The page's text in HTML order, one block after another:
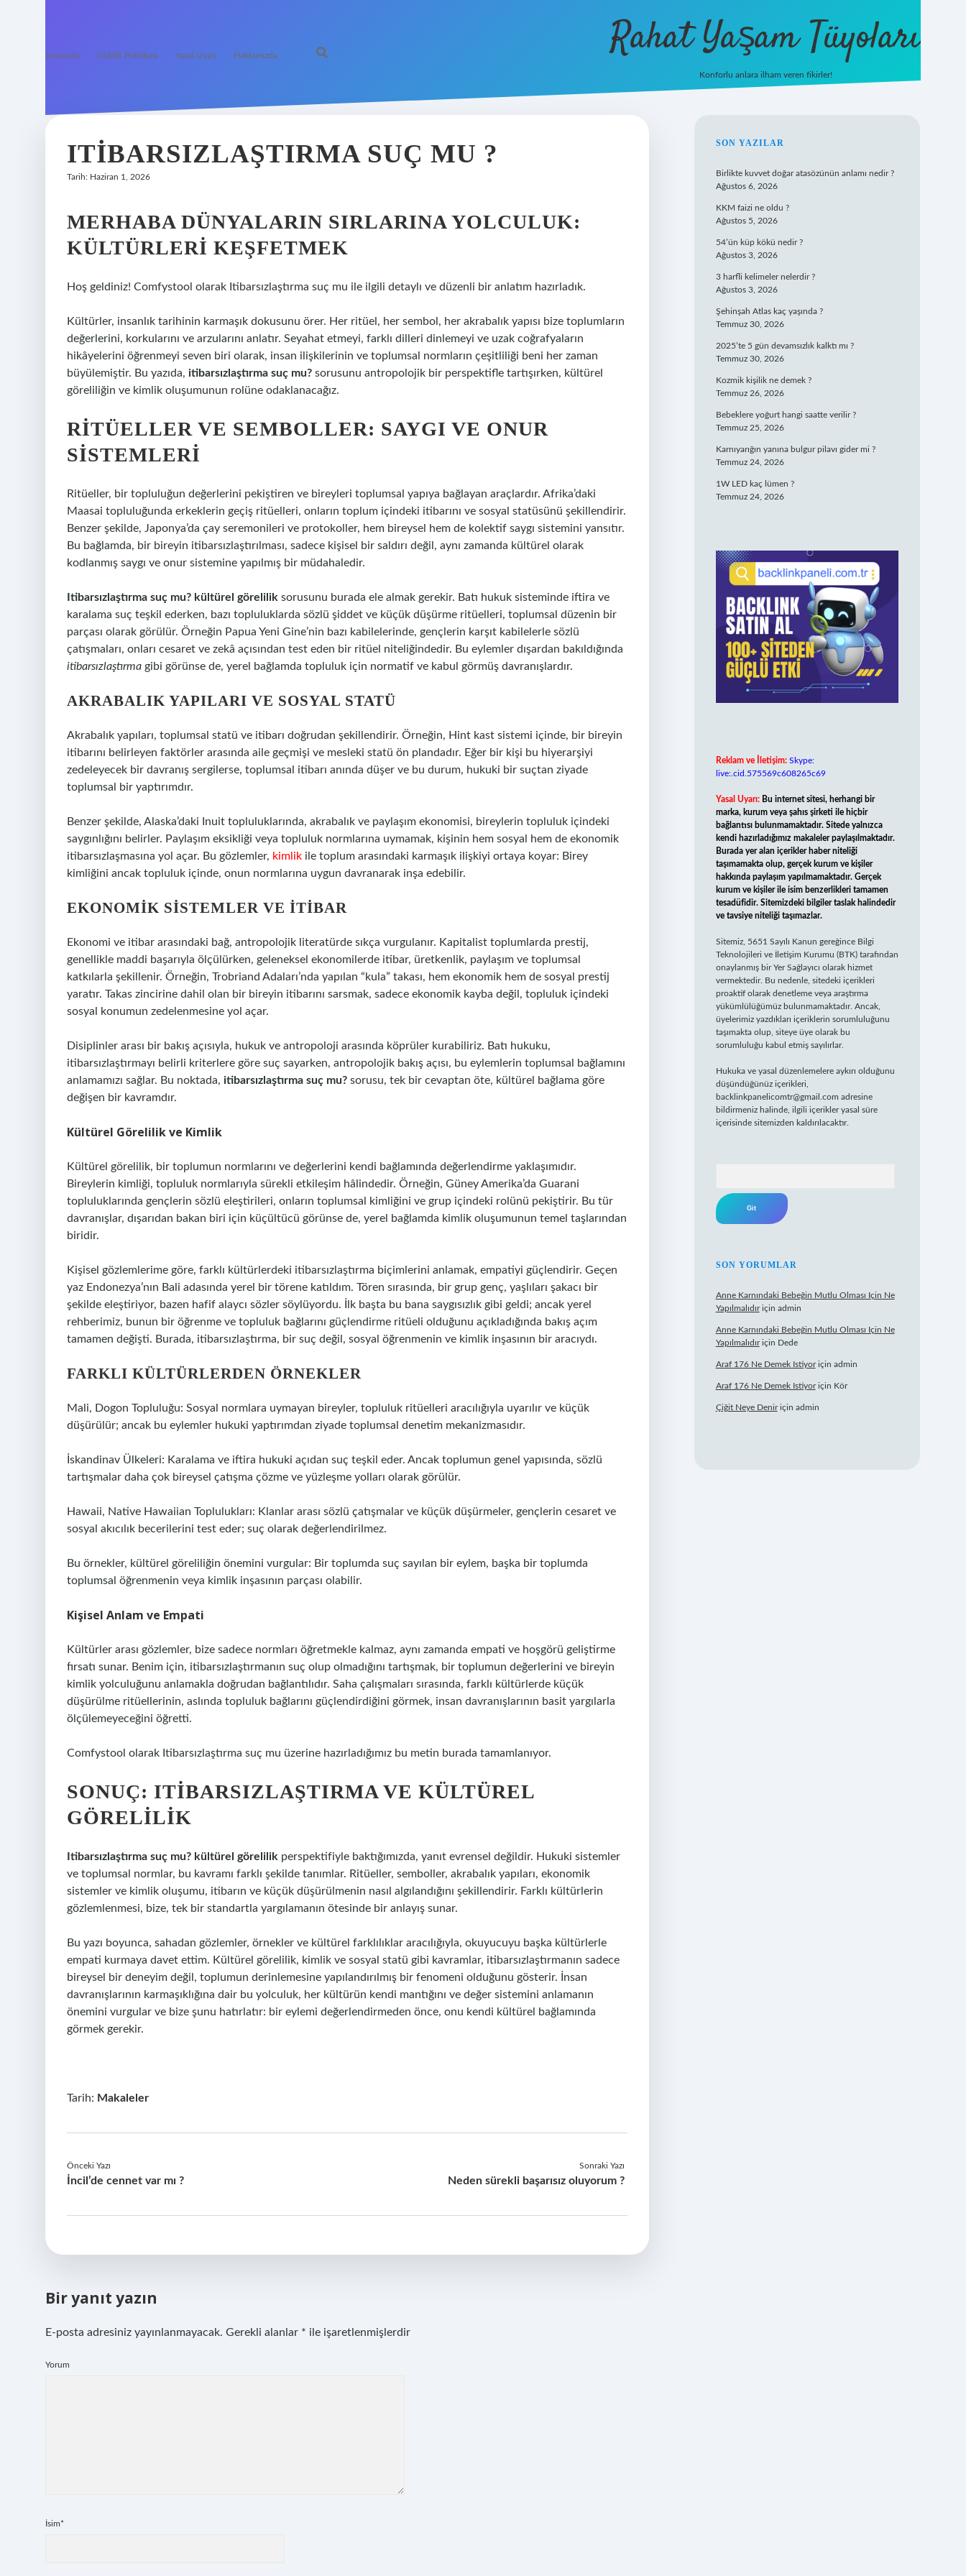
Anasayfa Gizlilik Politikası Yasal Uyarı Hakkımızda Rahat Yaşam Tüyoları
Konforlu anlara ilham veren fikirler!
ITIBARSIZLAŞTIRMA SUÇ MU ?
Tarih: Haziran 1, 2026
MERHABA DÜNYALARIN SIRLARINA YOLCULUK:
KÜLTÜRLERI KEŞFETMEK
Hoş geldiniz! Comfystool olarak Itibarsızlaştırma suç mu ile ilgili detaylı ve düzenli bir anlatım hazırladık.
Kültürler, insanlık tarihinin karmaşık dokusunu örer. Her ritüel, her sembol, her akrabalık yapısı bize toplumların
değerlerini, korkularını ve arzularını anlatır. Seyahat etmeyi, farklı dilleri dinlemeyi ve uzak coğrafyaların
hikâyelerini öğrenmeyi seven biri olarak, insan ilişkilerinin ve toplumsal normların çeşitliliği beni her zaman
büyülemiştir. Bu yazıda, itibarsızlaştırma suç mu? sorusunu antropolojik bir perspektifle tartışırken, kültürel
göreliliğin ve kimlik oluşumunun rolüne odaklanacağız.
RITÜELLER VE SEMBOLLER: SAYGI VE ONUR
SISTEMLERI
Ritüeller, bir topluluğun değerlerini pekiştiren ve bireyleri toplumsal yapıya bağlayan araçlardır. Afrika’daki
Maasai topluluğunda erkeklerin geçiş ritüelleri, onların toplum içindeki itibarını ve sosyal statüsünü şekillendirir.
Benzer şekilde, Japonya’da çay seremonileri ve protokoller, hem bireysel hem de kolektif saygı sistemini yansıtır.
Bu bağlamda, bir bireyin itibarsızlaştırılması, sadece kişisel bir saldırı değil, aynı zamanda kültürel olarak
kodlanmış saygı ve onur sistemine yapılmış bir müdahaledir.
Itibarsızlaştırma suç mu? kültürel görelilik sorusunu burada ele almak gerekir. Batı hukuk sisteminde iftira ve
karalama suç teşkil ederken, bazı topluluklarda sözlü şiddet ve küçük düşürme ritüelleri, toplumsal düzenin bir
parçası olarak görülür. Örneğin Papua Yeni Gine’nin bazı kabilelerinde, gençlerin karşıt kabilelerle sözlü
çatışmaları, onları cesaret ve zekâ açısından test eden bir ritüel niteliğindedir. Bu eylemler dışardan bakıldığında
itibarsızlaştırma gibi görünse de, yerel bağlamda topluluk için normatif ve kabul görmüş davranışlardır.
AKRABALIK YAPILARI VE SOSYAL STATÜ
Akrabalık yapıları, toplumsal statü ve itibarı doğrudan şekillendirir. Örneğin, Hint kast sistemi içinde, bir bireyin
itibarını belirleyen faktörler arasında aile geçmişi ve mesleki statü ön plandadır. Eğer bir kişi bu hiyerarşiyi
zedeleyecek bir davranış sergilerse, toplumsal itibarı anında düşer ve bu durum, hukuki bir suçtan ziyade
toplumsal bir yaptırımdır.
Benzer şekilde, Alaska’daki Inuit topluluklarında, akrabalık ve paylaşım ekonomisi, bireylerin topluluk içindeki
saygınlığını belirler. Paylaşım eksikliği veya topluluk normlarına uymamak, kişinin hem sosyal hem de ekonomik
itibarsızlaşmasına yol açar. Bu gözlemler, kimlik ile toplum arasındaki karmaşık ilişkiyi ortaya koyar: Birey
kimliğini ancak topluluk içinde, onun normlarına uygun davranarak inşa edebilir.
EKONOMIK SISTEMLER VE İTIBAR
Ekonomi ve itibar arasındaki bağ, antropolojik literatürde sıkça vurgulanır. Kapitalist toplumlarda prestij,
genellikle maddi başarıyla ölçülürken, geleneksel ekonomilerde itibar, üretkenlik, paylaşım ve toplumsal
katkılarla şekillenir. Örneğin, Trobriand Adaları’nda yapılan “kula” takası, hem ekonomik hem de sosyal prestij
yaratır. Takas zincirine dahil olan bir bireyin itibarını sarsmak, sadece ekonomik kayba değil, topluluk içindeki
sosyal konumun zedelenmesine yol açar.
Disiplinler arası bir bakış açısıyla, hukuk ve antropoloji arasında köprüler kurabiliriz. Batı hukuku,
itibarsızlaştırmayı belirli kriterlere göre suç sayarken, antropolojik bakış açısı, bu eylemlerin toplumsal bağlamını
anlamamızı sağlar. Bu noktada, itibarsızlaştırma suç mu? sorusu, tek bir cevaptan öte, kültürel bağlama göre
değişen bir kavramdır.
Kültürel Görelilik ve Kimlik
Kültürel görelilik, bir toplumun normlarını ve değerlerini kendi bağlamında değerlendirme yaklaşımıdır.
Bireylerin kimliği, topluluk normlarıyla sürekli etkileşim hâlindedir. Örneğin, Güney Amerika’da Guarani
topluluklarında gençlerin sözlü eleştirileri, onların toplumsal kimliğini ve grup içindeki rolünü pekiştirir. Bu tür
davranışlar, dışarıdan bakan biri için küçültücü görünse de, yerel bağlamda kimlik oluşumunun temel taşlarından
biridir.
Kişisel gözlemlerime göre, farklı kültürlerdeki itibarsızlaştırma biçimlerini anlamak, empatiyi güçlendirir. Geçen
yaz Endonezya’nın Bali adasında yerel bir törene katıldım. Tören sırasında, bir grup genç, yaşlıları şakacı bir
şekilde eleştiriyor, bazen hafif alaycı sözler söylüyordu. İlk başta bu bana saygısızlık gibi geldi; ancak yerel
rehberimiz, bunun bir öğrenme ve topluluk bağlarını güçlendirme ritüeli olduğunu açıkladığında bakış açım
tamamen değişti. Burada, itibarsızlaştırma, bir suç değil, sosyal öğrenmenin ve kimlik inşasının bir aracıydı.
FARKLI KÜLTÜRLERDEN ÖRNEKLER
Mali, Dogon Topluluğu: Sosyal normlara uymayan bireyler, topluluk ritüelleri aracılığıyla uyarılır ve küçük
düşürülür; ancak bu eylemler hukuki yaptırımdan ziyade toplumsal denetim mekanizmasıdır.
İskandinav Ülkeleri: Karalama ve iftira hukuki açıdan suç teşkil eder. Ancak toplumun genel yapısında, sözlü
tartışmalar daha çok bireysel çatışma çözme ve yüzleşme yolları olarak görülür.
Hawaii, Native Hawaiian Toplulukları: Klanlar arası sözlü çatışmalar ve küçük düşürmeler, gençlerin cesaret ve
sosyal akıcılık becerilerini test eder; suç olarak değerlendirilmez.
Bu örnekler, kültürel göreliliğin önemini vurgular: Bir toplumda suç sayılan bir eylem, başka bir toplumda
toplumsal öğrenmenin veya kimlik inşasının parçası olabilir.
Kişisel Anlam ve Empati
Kültürler arası gözlemler, bize sadece normları öğretmekle kalmaz, aynı zamanda empati ve hoşgörü geliştirme
fırsatı sunar. Benim için, itibarsızlaştırmanın suç olup olmadığını tartışmak, bir toplumun değerlerini ve bireyin
kimlik yolculuğunu anlamakla doğrudan bağlantılıdır. Saha çalışmaları sırasında, farklı kültürlerde küçük
düşürülme ritüellerinin, aslında topluluk bağlarını güçlendirdiğini görmek, insan davranışlarının basit yargılarla
ölçülemeyeceğini öğretti.
Comfystool olarak Itibarsızlaştırma suç mu üzerine hazırladığımız bu metin burada tamamlanıyor.
SONUÇ: ITIBARSIZLAŞTIRMA VE KÜLTÜREL
GÖRELILIK
Itibarsızlaştırma suç mu? kültürel görelilik perspektifiyle baktığımızda, yanıt evrensel değildir. Hukuki sistemler
ve toplumsal normlar, bu kavramı farklı şekilde tanımlar. Ritüeller, semboller, akrabalık yapıları, ekonomik
sistemler ve kimlik oluşumu, itibarın ve küçük düşürülmenin nasıl algılandığını şekillendirir. Farklı kültürlerin
gözlemlenmesi, bize, tek bir standartla yargılamanın ötesinde bir anlayış sunar.
Bu yazı boyunca, sahadan gözlemler, örnekler ve kültürel farklılıklar aracılığıyla, okuyucuyu başka kültürlerle
empati kurmaya davet ettim. Kültürel görelilik, kimlik ve sosyal statü gibi kavramlar, itibarsızlaştırmanın sadece
bireysel bir deneyim değil, toplumun derinlemesine yapılandırılmış bir fenomeni olduğunu gösterir. İnsan
davranışlarının karmaşıklığına dair bu yolculuk, her kültürün kendi mantığını ve değer sistemini anlamanın
önemini vurgular ve bize şunu hatırlatır: bir eylemi değerlendirmeden önce, onu kendi kültürel bağlamında
görmek gerekir.
Tarih: Makaleler
Önceki Yazı
İncil’de cennet var mı ?
Sonraki Yazı
Neden sürekli başarısız oluyorum ?
Bir yanıt yazın
E-posta adresiniz yayınlanmayacak. Gerekli alanlar * ile işaretlenmişlerdir
Yorum
İsim*
SIDEBAR
SON YAZILAR
Birlikte kuvvet doğar atasözünün anlamı nedir ?
Ağustos 6, 2026
KKM faizi ne oldu ?
Ağustos 5, 2026
54’ün küp kökü nedir ?
Ağustos 3, 2026
3 harfli kelimeler nelerdir ?
Ağustos 3, 2026
Şehinşah Atlas kaç yaşında ?
Temmuz 30, 2026
2025’te 5 gün devamsızlık kalktı mı ?
Temmuz 30, 2026
Kozmik kişilik ne demek ?
Temmuz 26, 2026
Bebeklere yoğurt hangi saatte verilir ?
Temmuz 25, 2026
Karnıyarığın yanına bulgur pilavı gider mi ?
Temmuz 24, 2026
1W LED kaç lümen ?
Temmuz 24, 2026
Reklam ve İletişim: Skype:
live:.cid.575569c608265c69
Yasal Uyarı: Bu internet sitesi, herhangi bir
marka, kurum veya şahıs şirketi ile hiçbir
bağlantısı bulunmamaktadır. Sitede yalnızca
kendi hazırladığımız makaleler paylaşılmaktadır.
Burada yer alan içerikler haber niteliği
taşımamakta olup, gerçek kurum ve kişiler
hakkında paylaşım yapılmamaktadır. Gerçek
kurum ve kişiler ile isim benzerlikleri tamamen
tesadüfidir. Sitemizdeki bilgiler taslak halindedir
ve tavsiye niteliği taşımazlar.
Sitemiz, 5651 Sayılı Kanun gereğince Bilgi
Teknolojileri ve İletişim Kurumu (BTK) tarafından
onaylanmış bir Yer Sağlayıcı olarak hizmet
vermektedir. Bu nedenle, sitedeki içerikleri
proaktif olarak denetleme veya araştırma
yükümlülüğümüz bulunmamaktadır. Ancak,
üyelerimiz yazdıkları içeriklerin sorumluluğunu
taşımakta olup, siteye üye olarak bu
sorumluluğu kabul etmiş sayılırlar.
Hukuka ve yasal düzenlemelere aykırı olduğunu
düşündüğünüz içerikleri,
backlinkpanelicomtr@gmail.com adresine
bildirmeniz halinde, ilgili içerikler yasal süre
içerisinde sitemizden kaldırılacaktır.
SON YORUMLAR
Anne Karnındaki Bebeğin Mutlu Olması Için Ne
Yapılmalıdıriçin admin
Anne Karnındaki Bebeğin Mutlu Olması Için Ne
Yapılmalıdıriçin Dede
Araf 176 Ne Demek Istiyoriçin admin
Araf 176 Ne Demek Istiyoriçin Kör
Çiğit Neye Deniriçin admin